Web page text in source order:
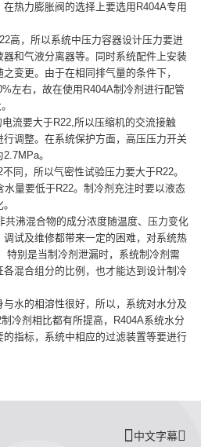
热力膨胀阀的选择上要选用R404A专用
高，所以系统中压力容器设计压力要进
和气液分离器等。同时系统配件上安装
变更。由于在相同排气量的条件下，
左右，故在使用R404A制冷剂进行配管
流要大于R22,所以压缩机的交流接触
调整。在系统保护方面，高压压力开关
。
同，所以气密性试验压力要大于R22。
水量要低于R22。制冷剂充注时要以液态
共沸混合物的成分浓度随温度、压力变化
试及维修都带来一定的困难，对系统热
特别是当制冷剂泄漏时，系统制冷剂需
混合组分的比例，也才能达到设计制冷
水的相溶性很好，所以，系统对水分及
冷剂相比都有所提高，R404A系统水分
指标，系统中相应的过滤装置等要进行
中文字幕